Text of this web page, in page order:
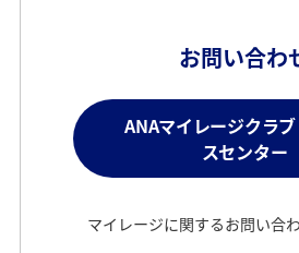
お問い合わ
ANAマイレージクラ
スセンター
マイレージに関するお問い合